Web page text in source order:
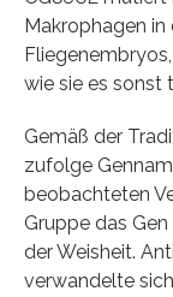
Makrophagen
wie sie es sonst
Gemäß der
zufolge
beobachteten
Gruppe das Gen
der Weisheit.
verwandelte